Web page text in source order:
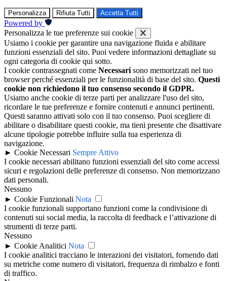
Personalizza Rifiuta Tutti Accetta Tutti
Powered by
Personalizza le tue preferenze sui cookie
Usiamo i cookie per garantire una navigazione fluida e abilitare
funzioni essenziali del sito. Puoi vedere informazioni dettagliate su
ogni categoria di cookie qui sotto.
I cookie contrassegnati come Necessari sono memorizzati nel tuo
browser perché essenziali per le funzionalità di base del sito. Questi
cookie non richiedono il tuo consenso secondo il GDPR.
Usiamo anche cookie di terze parti per analizzare l'uso del sito,
ricordare le tue preferenze e fornire contenuti e annunci pertinenti.
Questi saranno attivati solo con il tuo consenso. Puoi scegliere di
abilitare o disabilitare questi cookie, ma tieni presente che disattivare
alcune tipologie potrebbe influire sulla tua esperienza di
navigazione.
► Cookie Necessari Sempre Attivo
I cookie necessari abilitano funzioni essenziali del sito come accessi
sicuri e regolazioni delle preferenze di consenso. Non memorizzano
dati personali.
Nessuno
► Cookie Funzionali Nota
I cookie funzionali supportano funzioni come la condivisione di
contenuti sui social media, la raccolta di feedback e l’attivazione di
strumenti di terze parti.
Nessuno
► Cookie Analitici Nota
I cookie analitici tracciano le interazioni dei visitatori, fornendo dati
su metriche come numero di visitatori, frequenza di rimbalzo e fonti
di traffico.